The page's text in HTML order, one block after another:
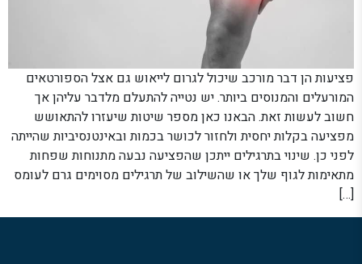
פציעות הן דבר מורכב שיכול לגרום לייאוש גם אצל הספורטאים
המורעלים והמנוסים ביותר. יש נטייה להתעלם מלדבר עליהן אך
חשוב לעשות זאת. הבאנו כאן מספר שיטות שיעזרו להתאושש
מפציעה בקלות יחסית ולחזור לכושר בכמות ובאינטנסיביות שהייתה
לפני כן. שינוי בתרגילים ייתכן שהפציעה נבעה מתנוחות שפחות
מתאימות לגוף שלך או שהשילוב של תרגילים מסוימים גרם לעומס
[…]